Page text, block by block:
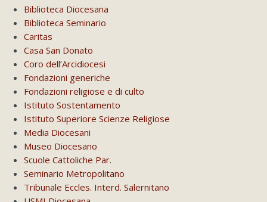
Biblioteca Diocesana
Biblioteca Seminario
Caritas
Casa San Donato
Coro dell’Arcidiocesi
Fondazioni generiche
Fondazioni religiose e di culto
Istituto Sostentamento
Istituto Superiore Scienze Religiose
Media Diocesani
Museo Diocesano
Scuole Cattoliche Par.
Seminario Metropolitano
Tribunale Eccles. Interd. Salernitano